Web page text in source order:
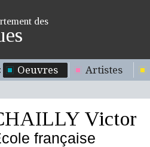
des
Oeuvres Artistes
Victor
française